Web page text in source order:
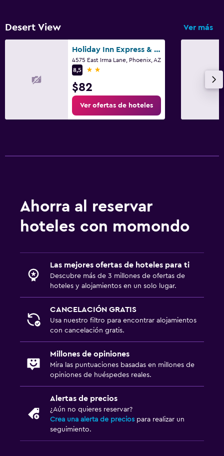
Desert View Ver más
Holiday Inn Express & Suites Phoenix North - Scottsdale By IHG
4575 East Irma Lane, Phoenix, AZ
8,5
2 estrellas
$82
Ver ofertas de hoteles
Ahorra al reservar
hoteles con momondo
Las mejores ofertas de hoteles para ti
Descubre más de 3 millones de ofertas de
hoteles y alojamientos en un solo lugar.
CANCELACIÓN GRATIS
Usa nuestro filtro para encontrar alojamientos
con cancelación gratis.
Millones de opiniones
Mira las puntuaciones basadas en millones de
opiniones de huéspedes reales.
Alertas de precios
¿Aún no quieres reservar?
Crea una alerta de precios para realizar un
seguimiento.